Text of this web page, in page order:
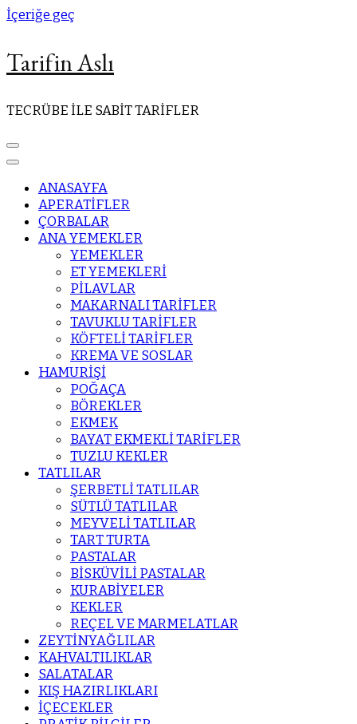
İçeriğe geç
Tarifin Aslı
TECRÜBE İLE SABİT TARİFLER
ANASAYFA
APERATİFLER
ÇORBALAR
ANA YEMEKLER
YEMEKLER
ET YEMEKLERİ
PİLAVLAR
MAKARNALI TARİFLER
TAVUKLU TARİFLER
KÖFTELİ TARİFLER
KREMA VE SOSLAR
HAMURİŞİ
POĞAÇA
BÖREKLER
EKMEK
BAYAT EKMEKLİ TARİFLER
TUZLU KEKLER
TATLILAR
ŞERBETLİ TATLILAR
SÜTLÜ TATLILAR
MEYVELİ TATLILAR
TART TURTA
PASTALAR
BİSKÜVİLİ PASTALAR
KURABİYELER
KEKLER
REÇEL VE MARMELATLAR
ZEYTİNYAĞLILAR
KAHVALTILIKLAR
SALATALAR
KIŞ HAZIRLIKLARI
İÇECEKLER